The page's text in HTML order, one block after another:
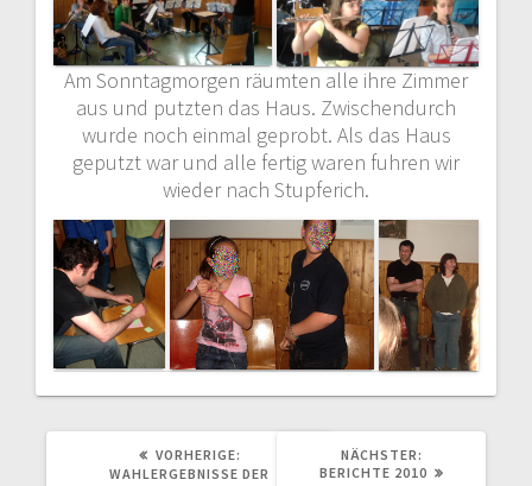
Am Sonntagmorgen räumten alle ihre Zimmer
aus und putzten das Haus. Zwischendurch
wurde noch einmal geprobt. Als das Haus
geputzt war und alle fertig waren fuhren wir
wieder nach Stupferich.
VORHERIGE:
BEITRAG:
WAHLERGEBNISSE DER
NÄCHSTER:
BEITRAG:
BERICHTE 2010